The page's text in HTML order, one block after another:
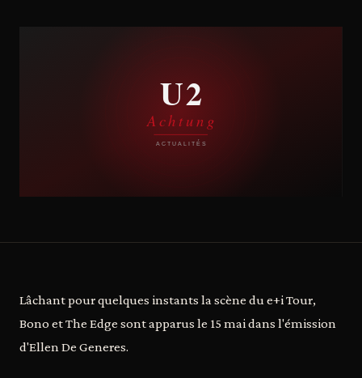
Lâchant pour quelques instants la scène du e+i Tour,
Bono et The Edge sont apparus le 15 mai dans l'émission
d'Ellen De Generes.